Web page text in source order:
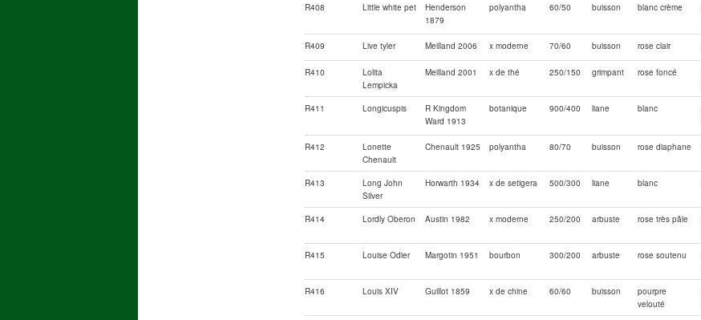
R408 Little white pet
Henderson
1879
polyantha 60/50 buisson blanc crème
R409 Live tyler Meilland 2006 x moderne 70/60 buisson rose clair
R410
Lolita
Lempicka
Meilland 2001 x de thé 250/150 grimpant rose foncé
R411 Longicuspis
R Kingdom
Ward 1913
botanique 900/400 liane blanc
R412
Lonette
Chenault
Chenault 1925 polyantha 80/70 buisson rose diaphane
R413
Long John
Silver
Horwarth 1934 x de setigera 500/300 liane blanc
R414 Lordly Oberon Austin 1982 x moderne 250/200 arbuste rose très pâle
R415 Louise Odier Margotin 1951 bourbon 300/200 arbuste rose soutenu
R416 Louis XIV Guillot 1859 x de chine 60/60 buisson
pourpre
velouté